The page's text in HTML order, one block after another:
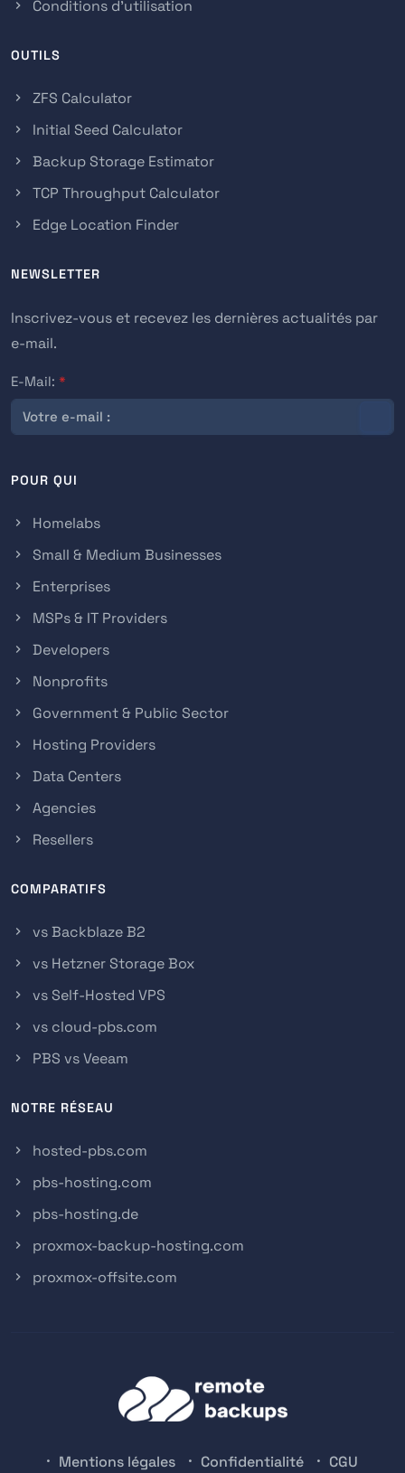
Conditions d'utilisation
OUTILS
ZFS Calculator
Initial Seed Calculator
Backup Storage Estimator
TCP Throughput Calculator
Edge Location Finder
NEWSLETTER
Inscrivez-vous et recevez les dernières actualités par
e-mail.
E-Mail: *
POUR QUI
Homelabs
Small & Medium Businesses
Enterprises
MSPs & IT Providers
Developers
Nonprofits
Government & Public Sector
Hosting Providers
Data Centers
Agencies
Resellers
COMPARATIFS
vs Backblaze B2
vs Hetzner Storage Box
vs Self-Hosted VPS
vs cloud-pbs.com
PBS vs Veeam
NOTRE RÉSEAU
hosted-pbs.com
pbs-hosting.com
pbs-hosting.de
proxmox-backup-hosting.com
proxmox-offsite.com
Mentions légales Confidentialité CGU